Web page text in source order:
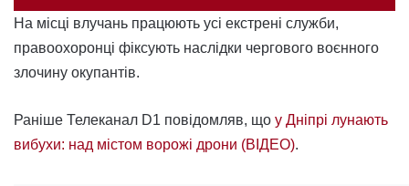
На місці влучань працюють усі екстрені служби,
правоохоронці фіксують наслідки чергового воєнного
злочину окупантів.
Раніше Телеканал D1 повідомляв, що у Дніпрі лунають
вибухи: над містом ворожі дрони (ВІДЕО).